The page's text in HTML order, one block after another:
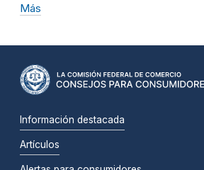
Más
Información destacada
Artículos